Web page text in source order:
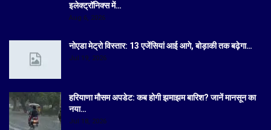
इलेक्ट्रॉनिक्स में…
Aug 6, 2026
नोएडा मेट्रो विस्तार: 13 एजेंसियां आई आगे, बोड़ाकी तक बढ़ेगा…
Jul 19, 2026
हरियाणा मौसम अपडेट: कब होगी झमाझम बारिश? जानें मानसून का
नया…
Jul 18, 2026